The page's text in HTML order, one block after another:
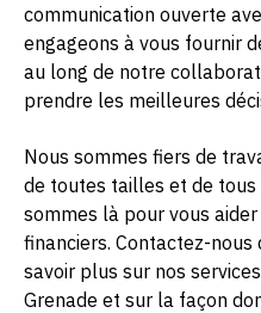
communication ouverte
engageons à vous fournir
au long de notre
prendre les meilleures
Nous sommes fiers de
de toutes tailles et de tous
sommes là pour vous
financiers. Contactez-
savoir plus sur nos
Grenade et sur la façon